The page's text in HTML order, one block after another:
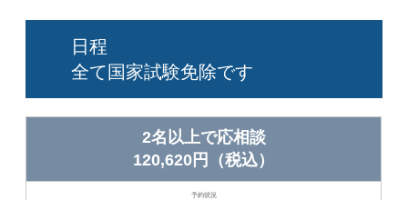
日程
全て国家試験免除です
2名以上で応相談
120,620円（税込）